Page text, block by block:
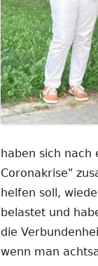
haben sich
Coronakrise"
helfen soll,
belastet und
die
wenn man